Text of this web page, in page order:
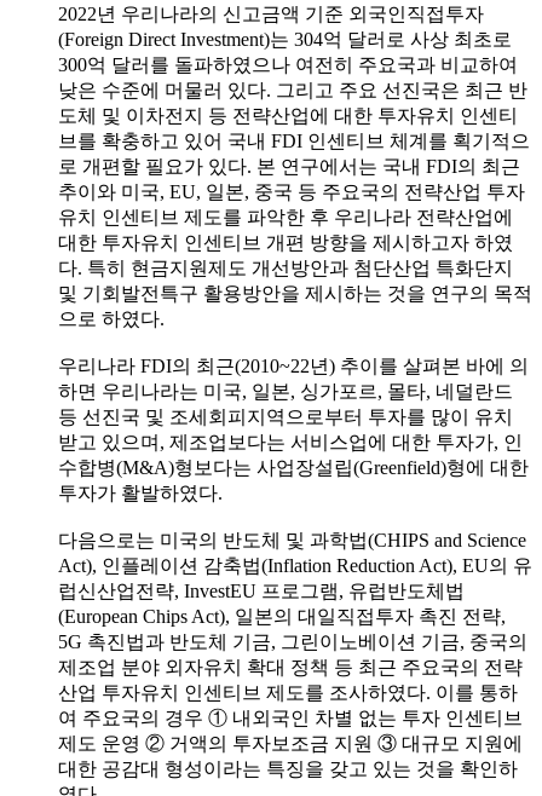
2022년 우리나라의 신고금액 기준 외국인직접투자
(Foreign Direct Investment)는 304억 달러로 사상 최초로
300억 달러를 돌파하였으나 여전히 주요국과 비교하여
낮은 수준에 머물러 있다. 그리고 주요 선진국은 최근 반
도체 및 이차전지 등 전략산업에 대한 투자유치 인센티
브를 확충하고 있어 국내 FDI 인센티브 체계를 획기적으
로 개편할 필요가 있다. 본 연구에서는 국내 FDI의 최근
추이와 미국, EU, 일본, 중국 등 주요국의 전략산업 투자
유치 인센티브 제도를 파악한 후 우리나라 전략산업에
대한 투자유치 인센티브 개편 방향을 제시하고자 하였
다. 특히 현금지원제도 개선방안과 첨단산업 특화단지
및 기회발전특구 활용방안을 제시하는 것을 연구의 목적
으로 하였다.
우리나라 FDI의 최근(2010~22년) 추이를 살펴본 바에 의
하면 우리나라는 미국, 일본, 싱가포르, 몰타, 네덜란드
등 선진국 및 조세회피지역으로부터 투자를 많이 유치
받고 있으며, 제조업보다는 서비스업에 대한 투자가, 인
수합병(M&A)형보다는 사업장설립(Greenfield)형에 대한
투자가 활발하였다.
다음으로는 미국의 반도체 및 과학법(CHIPS and Science
Act), 인플레이션 감축법(Inflation Reduction Act), EU의 유
럽신산업전략, InvestEU 프로그램, 유럽반도체법
(European Chips Act), 일본의 대일직접투자 촉진 전략,
5G 촉진법과 반도체 기금, 그린이노베이션 기금, 중국의
제조업 분야 외자유치 확대 정책 등 최근 주요국의 전략
산업 투자유치 인센티브 제도를 조사하였다. 이를 통하
여 주요국의 경우 ① 내외국인 차별 없는 투자 인센티브
제도 운영 ② 거액의 투자보조금 지원 ③ 대규모 지원에
대한 공감대 형성이라는 특징을 갖고 있는 것을 확인하